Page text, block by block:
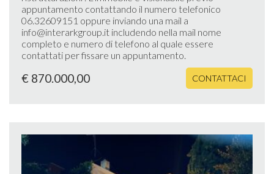
appuntamento contattando il numero telefonico
06.32609151 oppure inviando una mail a
info@interarkgroup.it includendo nella mail nome
completo e numero di telefono al quale essere
contattati per fissare un appuntamento.
€ 870.000,00 CONTATTACI